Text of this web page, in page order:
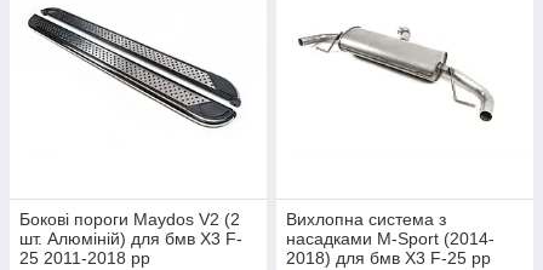
Бокові пороги Maydos V2 (2
шт. Алюміній) для бмв X3 F-
25 2011-2018 рр
Вихлопна система з
насадками M-Sport (2014-
2018) для бмв X3 F-25 рр